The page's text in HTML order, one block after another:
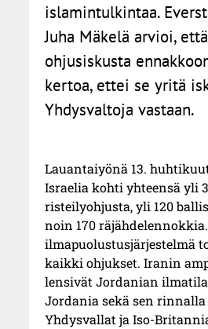
islamintulkintaa.
Juha Mäkelä arvioi,
ohjusiskusta
kertoa, ettei se yritä
Yhdysvaltoja vastaan.
Lauantaiyönä 13.
Israelia kohti yhteensä yli
risteilyohjusta, yli 120
noin 170
ilmapuolustusjärjestelmä
kaikki ohjukset. Iranin
lensivät Jordanian
Jordania sekä sen rinnalla
Yhdysvallat ja Iso-